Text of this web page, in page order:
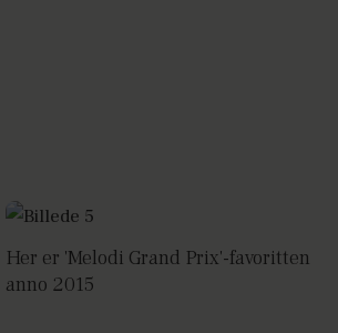
Her er 'Melodi Grand Prix'-favoritten
anno 2015